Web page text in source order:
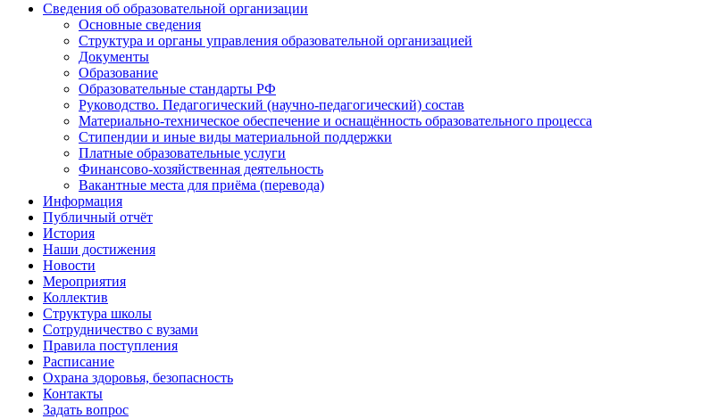
Сведения об образовательной организации
Основные сведения
Структура и органы управления образовательной организацией
Документы
Образование
Образовательные стандарты РФ
Руководство. Педагогический (научно-педагогический) состав
Материально-техническое обеспечение и оснащённость образовательного процесса
Стипендии и иные виды материальной поддержки
Платные образовательные услуги
Финансово-хозяйственная деятельность
Вакантные места для приёма (перевода)
Информация
Публичный отчёт
История
Наши достижения
Новости
Мероприятия
Коллектив
Структура школы
Сотрудничество с вузами
Правила поступления
Расписание
Охрана здоровья, безопасность
Контакты
Задать вопрос